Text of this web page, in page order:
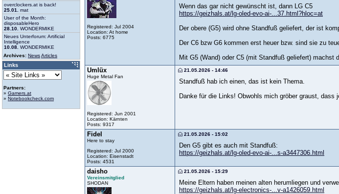
Registered: Jul 2004
Location: At home
Posts: 6775
Wenn das gar nicht gewünscht ist, dann LG C5
https://geizhals.at/lg-oled-evo-ai-...37.html?hloc=at
Der obere (G5) wird ohne Standfuß geliefert, der ist
Der C6 bzw G6 kommen erst heuer bzw. sind sie zu
Mit G5 (Wand) oder C5 (mit Standfuß geliefert) machst
Umlüx
Huge Metal Fan
Registered: Jun 2001
Location: Kärnten
Posts: 9317
21.05.2026 - 14:46
Standfuß hab ich einen, das ist kein Thema.
Danke für die Links! Obwohls mich gröber graust, dass
Fidel
Here to stay
Registered: Jul 2000
Location: Eisenstadt
Posts: 4531
21.05.2026 - 15:02
Den G5 gibt es auch mit Standfuß:
https://geizhals.at/lg-oled-evo-ai-...s-a3447306.html
daisho
Vereinsmitglied
SHODAN
21.05.2026 - 15:29
Meine Eltern haben meinen alten herumliegen und
https://geizhals.at/lg-electronics-...v-a1426059.html
overclockers.at is back!
25.01.
mat
User of the Month:
disposableHero
28.10. WONDERMIKE
Neues Unterforum: Artificial
Intelligence
10.08. WONDERMIKE
Archives: NewsArticles
Links
Partners:
» Gamers.at
» Notebookcheck.com